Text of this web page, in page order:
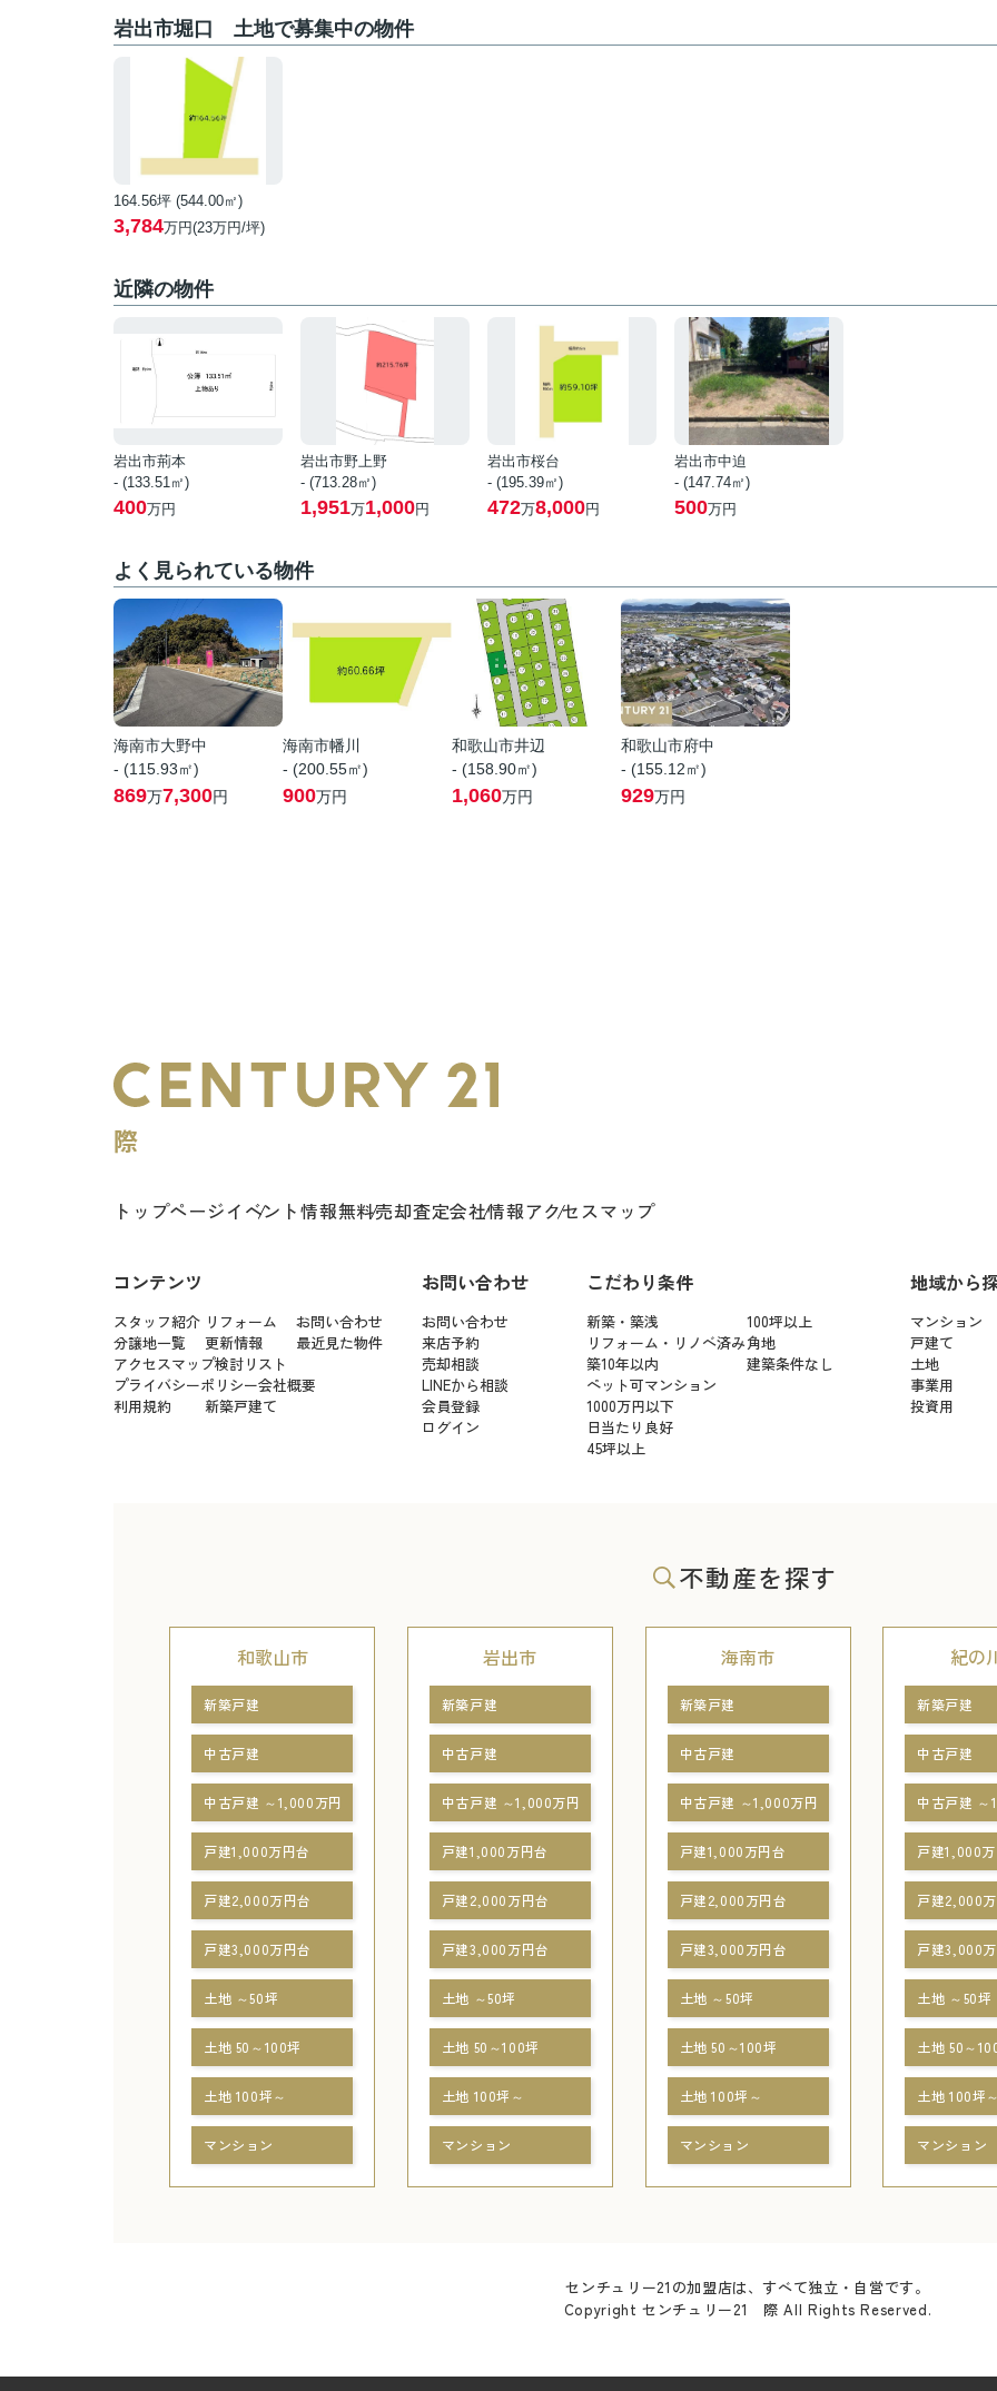
岩出市堀口 土地で募集中の物件
164.56坪 (544.00㎡)
3,784万円(23万円/坪)
近隣の物件
岩出市荊本
- (133.51㎡)
400万円
岩出市野上野
- (713.28㎡)
1,951万1,000円
岩出市桜台
- (195.39㎡)
472万8,000円
岩出市中迫
- (147.74㎡)
500万円
よく見られている物件
海南市大野中
- (115.93㎡)
869万7,300円
海南市幡川
- (200.55㎡)
900万円
和歌山市井辺
- (158.90㎡)
1,060万円
和歌山市府中
- (155.12㎡)
929万円
トップページイベント情報無料売却査定会社情報アクセスマップ
コンテンツ
スタッフ紹介 リフォーム
お問い合わせ
分譲地一覧
更新情報
最近見た物件
アクセスマップ検討リスト
プライバシーポリシー会社概要
利用規約
新築戸建て
お問い合わせ
お問い合わせ
来店予約
売却相談
LINEから相談
会員登録
ログイン
こだわり条件
新築・築浅
100坪以上
リフォーム・リノベ済み角地
築10年以内
建築条件なし
ペット可マンション
1000万円以下
日当たり良好
45坪以上
地域から
マンション
戸建て
土地
事業用
投資用
不動産を探す
和歌山市
新築戸建
中古戸建
中古戸建 ～1,000万円
戸建1,000万円台
戸建2,000万円台
戸建3,000万円台
土地 ～50坪
土地 50～100坪
土地 100坪～
マンション
岩出市
新築戸建
中古戸建
中古戸建 ～1,000万円
戸建1,000万円台
戸建2,000万円台
戸建3,000万円台
土地 ～50坪
土地 50～100坪
土地 100坪～
マンション
海南市
新築戸建
中古戸建
中古戸建 ～1,000万円
戸建1,000万円台
戸建2,000万円台
戸建3,000万円台
土地 ～50坪
土地 50～100坪
土地 100坪～
マンション
紀の
新築戸建
中古戸建
中古戸建 ～
戸建1,000
戸建2,000
戸建3,000
土地 ～50坪
土地 50～
土地 100坪
マンション
センチュリー21の加盟店は、すべて独立・自営です。
Copyright センチュリー21 際 All Rights Reserved.